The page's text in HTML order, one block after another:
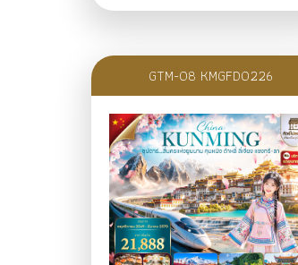
GTM-08 KMGFD0226